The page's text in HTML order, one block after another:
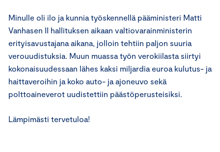
Minulle oli ilo ja kunnia työskennellä pääministeri Matti
Vanhasen II hallituksen aikaan valtiovarainministerin
erityisavustajana aikana, jolloin tehtiin paljon suuria
verouudistuksia. Muun muassa työn verokiilasta siirtyi
kokonaisuudessaan lähes kaksi miljardia euroa kulutus- ja
haittaveroihin ja koko auto- ja ajoneuvo sekä
polttoaineverot uudistettiin päästöperusteisiksi.
Lämpimästi tervetuloa!